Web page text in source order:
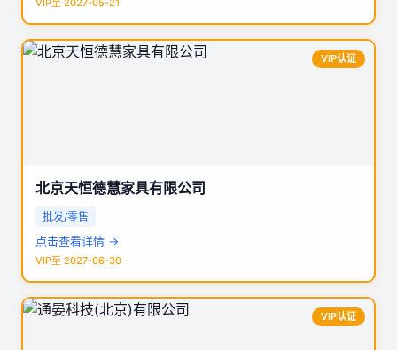
VIP至 2027-05-21
VIP认证
北京天恒德慧家具有限公司
批发/零售
点击查看详情 →
VIP至 2027-06-30
VIP认证